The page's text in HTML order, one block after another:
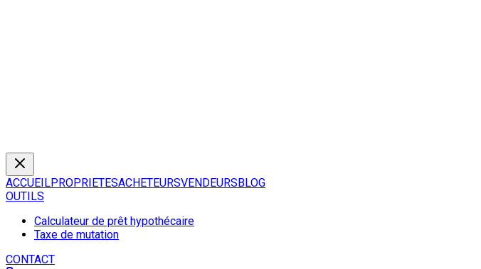
ACCUEILPROPRIETESACHETEURSVENDEURSBLOG
OUTILS
Calculateur de prêt hypothécaire
Taxe de mutation
CONTACT